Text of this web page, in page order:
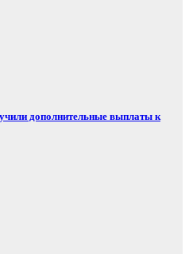
дополнительные выплаты к